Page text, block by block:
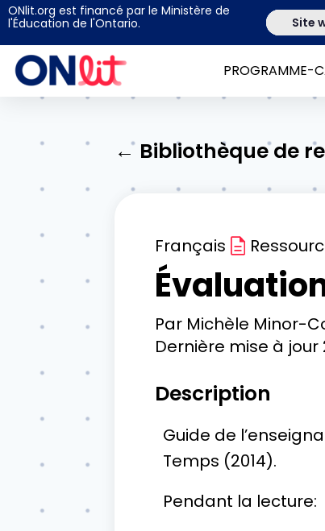
ONlit.org est financé par le Ministère de
l'Éducation de l'Ontario.
Site
PROGRAMME-
← Bibliothèque de
Français
Par Michèle Minor-
Dernière mise à jour
Description
Guide de
Temps (2014).
Pendant la lecture: